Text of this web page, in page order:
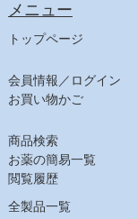
メニュー
トップページ
会員情報／ログイン
お買い物かご
商品検索
お薬の簡易一覧
閲覧履歴
全製品一覧